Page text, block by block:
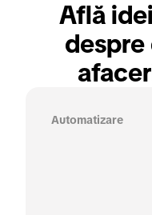
Află
Automatizare